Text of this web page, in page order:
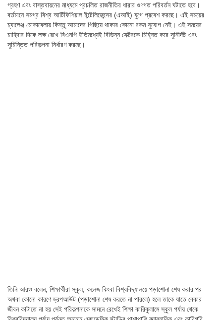
গ্রহণ এবং বাস্তবায়নের মাধ্যমে প্রচলিত রাজনীতির ধারার গুণগত পরিবর্তন ঘটাতে হবে।
বর্তমানে সমগ্র বিশ্ব আর্টিফিশিয়াল ইন্টেলিজেন্সের (এআই) যুগে প্রবেশ করছে। এই সময়ের
চ্যালেঞ্জ মোকাবেলায় কিন্তু আমাদের পিছিয়ে থাকার কোনো রকম সুযোগ নেই। এই সময়ের
চাহিদার দিকে লক্ষ রেখে বিএনপি ইতিমধ্যেই বিভিন্ন সেক্টরকে চিহ্নিত করে সুনির্দিষ্ট এবং
সুচিন্তিত পরিকল্পনা নির্ধারণ করছে।
তিনি আরও বলেন, শিক্ষার্থীরা স্কুল, কলেজ কিংবা বিশ্ববিদ্যালয়ে পড়াশোনা শেষ করার পর
অথবা কোনো কারণে ড্রপআউট (পড়াশোনা শেষ করতে না পারলে) হলে তাকে যাতে বেকার
জীবন কাটাতে না হয় সেই পরিকল্পনাকে সামনে রেখেই শিক্ষা কারিকুলামে স্কুল পর্যায় থেকে